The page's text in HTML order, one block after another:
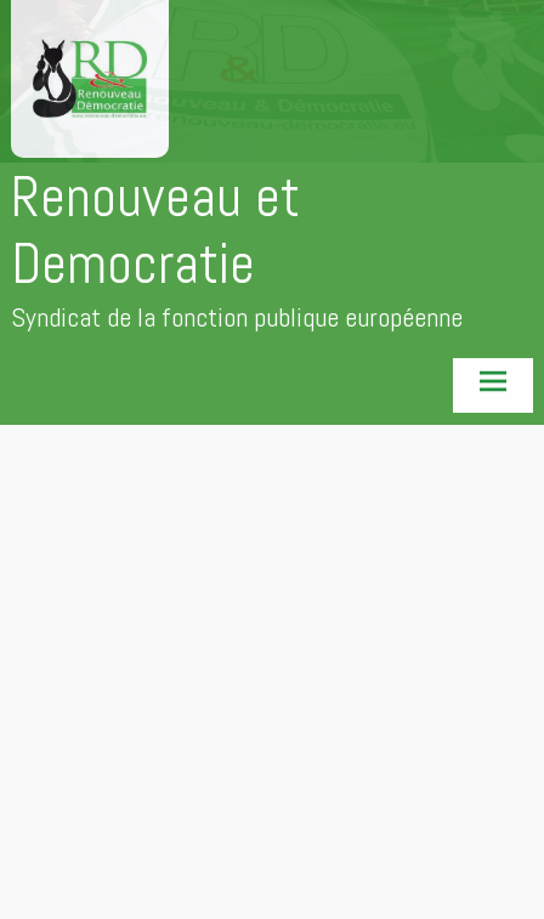
contenu
principal
Renouveau et
Democratie
Syndicat de la fonction publique européenne